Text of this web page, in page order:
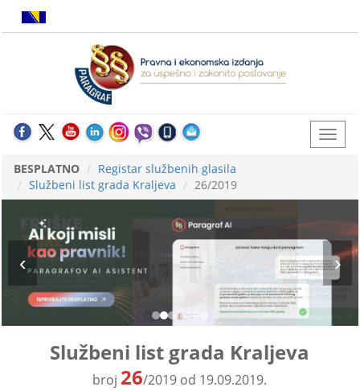
BESPLATNO
Registar službenih glasila
Službeni list grada Kraljeva
26/2019
Službeni list grada Kraljeva
broj 26/2019 od 19.09.2019.